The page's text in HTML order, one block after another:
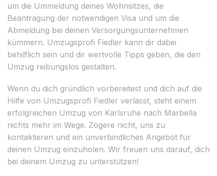
um die Ummeldung deines Wohnsitzes, die
Beantragung der notwendigen Visa und um die
Abmeldung bei deinen Versorgungsunternehmen
kümmern. Umzugsprofi Fiedler kann dir dabei
behilflich sein und dir wertvolle Tipps geben, die den
Umzug reibungslos gestalten.
Wenn du dich gründlich vorbereitest und dich auf die
Hilfe von Umzugsprofi Fiedler verlässt, steht einem
erfolgreichen Umzug von Karlsruhe nach Marbella
nichts mehr im Wege. Zögere nicht, uns zu
kontaktieren und ein unverbindliches Angebot für
deinen Umzug einzuholen. Wir freuen uns darauf, dich
bei deinem Umzug zu unterstützen!